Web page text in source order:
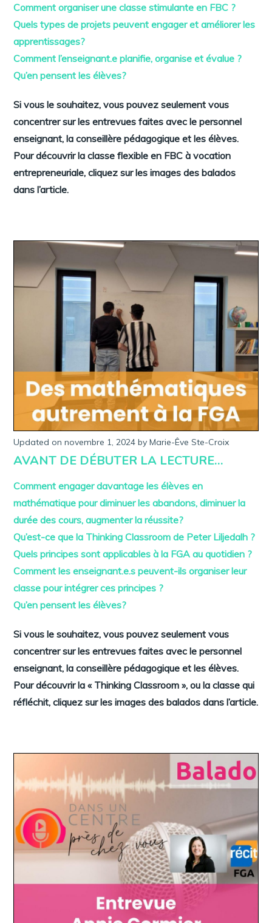
1
2
,
2
Comment organiser une classe stimulante en FBC ?
Quels types de projets peuvent engager et améliorer les
apprentissages?
Comment l’enseignant.e planifie, organise et évalue ?
Qu’en pensent les élèves?
Si vous le souhaitez, vous pouvez seulement vous
concentrer sur les entrevues faites avec le personnel
enseignant, la conseillère pédagogique et les élèves.
Pour découvrir la classe flexible en FBC à vocation
entrepreneuriale, cliquez sur les images des balados
dans l’article.
Updated onnovembre 1, 2024 a
r
1
2
2
2
3
byMarie-Êve Ste-Croix
AVANT DE DÉBUTER LA LECTURE…
Comment engager davantage les élèves en
mathématique pour diminuer les abandons, diminuer la
durée des cours, augmenter la réussite?
Qu’est-ce que la Thinking Classroom de Peter Liljedalh ?
Quels principes sont applicables à la FGA au quotidien ?
Comment les enseignant.e.s peuvent-ils organiser leur
classe pour intégrer ces principes ?
Qu’en pensent les élèves?
Si vous le souhaitez, vous pouvez seulement vous
concentrer sur les entrevues faites avec le personnel
enseignant, la conseillère pédagogique et les élèves.
Pour découvrir la « Thinking Classroom », ou la classe qui
réfléchit, cliquez sur les images des balados dans l’article.